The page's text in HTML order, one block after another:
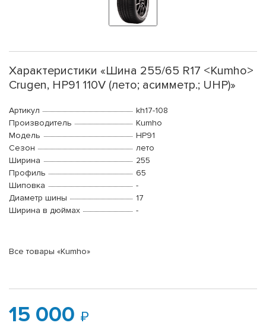
Характеристики «Шина 255/65 R17 <Kumho>
Crugen, HP91 110V (лето; асимметр.; UHP)»
Артикул
kh17-108
Производитель
Kumho
Модель
HP91
Сезон
лето
Ширина
255
Профиль
65
Шиповка
-
Диаметр шины
17
Ширина в дюймах
-
Все товары «Kumho»
15 000